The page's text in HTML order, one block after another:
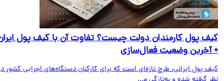
پول کارمندان دولت چیست؟ تفاوت آن با کیف پول ایران
وضعیت فعال‌سازی
پول ایرانی، طرح تازه‌ای است که برای کارکنان دستگاه‌های اجرایی کشور در